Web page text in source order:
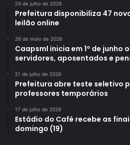
24 de julho de 2026
Prefeitura disponibiliza 47
leilão online
26 de maio de 2026
Caapsml inicia em 1º de
servidores, aposentados e
21 de julho de 2026
Prefeitura abre teste seletivo
professores temporários
17 de julho de 2026
Estádio do Café recebe as
domingo (19)